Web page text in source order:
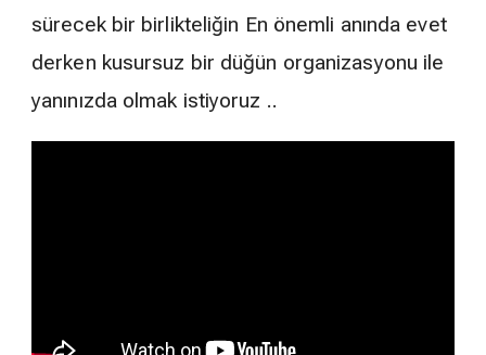
sürecek bir birlikteliğin En önemli anında evet
derken kusursuz bir düğün organizasyonu ile
yanınızda olmak istiyoruz ..